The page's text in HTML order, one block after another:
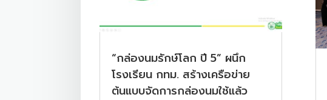
“กล่องนมรักษ์โลก ปี 5” ผนึก
โรงเรียน กทม. สร้างเครือข่าย
ต้นแบบจัดการกล่องนมใช้แล้ว